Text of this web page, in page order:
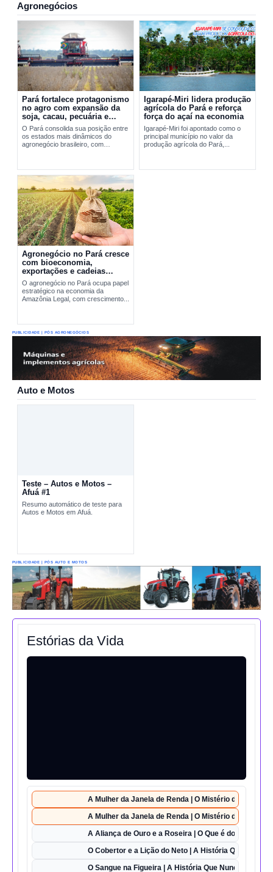
Agronegócios
Pará fortalece protagonismo
no agro com expansão da
soja, cacau, pecuária e
exportações
O Pará consolida sua posição entre
os estados mais dinâmicos do
agronegócio brasileiro, com
Igarapé-Miri lidera produção
agrícola do Pará e reforça
força do açaí na economia
Igarapé-Miri foi apontado como o
principal município no valor da
produção agrícola do Pará,...
Agronegócio no Pará cresce
com bioeconomia,
exportações e cadeias
produtivas estratégicas
O agronegócio no Pará ocupa papel
estratégico na economia da
Amazônia Legal, com crescimento...
PUBLICIDADE | PÓS AGRONEGÓCIOS
Auto e Motos
Teste – Autos e Motos –
Afuá #1
Resumo automático de teste para
Autos e Motos em Afuá.
PUBLICIDADE | PÓS AUTO E MOTOS
Estórias da Vida
A Mulher da Janela de Renda | O Mistério da Casa 42
A Mulher da Janela de Renda | O Mistério da Casa 42
A Aliança de Ouro e a Roseira | O Que é do Amor
O Cobertor e a Lição do Neto | A História Que Vai Te
O Sangue na Figueira | A História Que Nunca Foi